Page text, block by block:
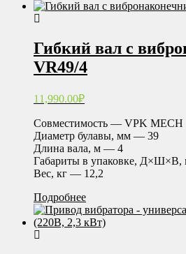
Гибкий вал с
VR49/4
11,990.00₽
Совместимость — VPK MECH
Диаметр булавы, мм — 39
Длина вала, м — 4
Габариты в упаковке,
Вес, кг — 12,2
Подробнее